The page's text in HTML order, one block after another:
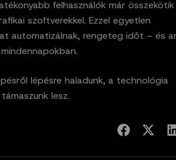
felhasználók már összekötik
szoftverekkel. Ezzel egyetlen
automatizálnak, rengeteg időt – és
lépésre haladunk, a technológia
lesz.